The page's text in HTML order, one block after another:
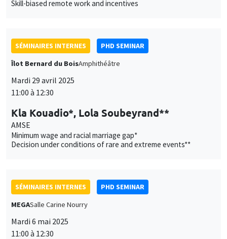
Skill-biased remote work and incentives
SÉMINAIRES INTERNES
PHD SEMINAR
Îlot Bernard du BoisAmphithéâtre
Mardi 29 avril 2025
11:00 à 12:30
Kla Kouadio*, Lola Soubeyrand**
AMSE
Minimum wage and racial marriage gap*
Decision under conditions of rare and extreme events**
SÉMINAIRES INTERNES
PHD SEMINAR
MEGASalle Carine Nourry
Mardi 6 mai 2025
11:00 à 12:30